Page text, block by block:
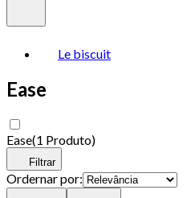
Le biscuit
Ease
Ease(1 Produto)
Filtrar
Ordernar por: